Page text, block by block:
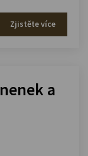
Zjistěte více
a